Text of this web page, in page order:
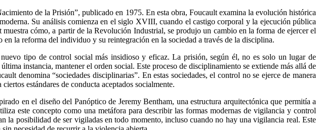
de la Prisión”, publicado en 1975. En esta obra, Foucault examina la evolución histórica
Su análisis comienza en el siglo XVIII, cuando el castigo corporal y la ejecución pública
cómo, a partir de la Revolución Industrial, se produjo un cambio en la forma de ejercer el
la reforma del individuo y su reintegración en la sociedad a través de la disciplina.
tipo de control social más insidioso y eficaz. La prisión, según él, no es solo un lugar de
instancia, mantener el orden social. Este proceso de disciplinamiento se extiende más allá de
denomina “sociedades disciplinarias”. En estas sociedades, el control no se ejerce de manera
estándares de conducta aceptados socialmente.
en el diseño del Panóptico de Jeremy Bentham, una estructura arquitectónica que permitía a
este concepto como una metáfora para describir las formas modernas de vigilancia y control
la posibilidad de ser vigiladas en todo momento, incluso cuando no hay una vigilancia real. Este